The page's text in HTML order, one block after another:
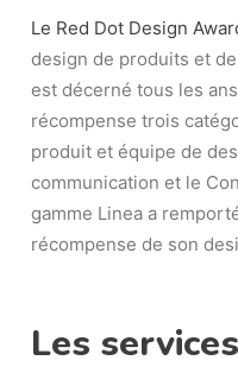
Le Red Dot Design
design de produits et
est décerné tous les
récompense trois
produit et équipe de
communication et le
gamme Linea a
récompense de son
Les